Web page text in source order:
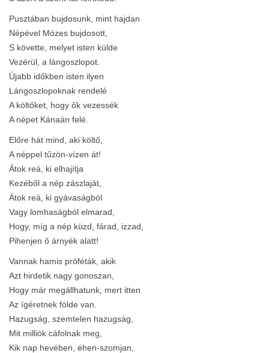
Pusztában bujdosunk, mint hajdan
Népével Mózes bujdosott,
S követte, melyet isten külde
Vezérül, a lángoszlopot.
Újabb időkben isten ilyen
Lángoszlopoknak rendelé
A költőket, hogy ők vezessék
A népet Kánaán felé.
Előre hát mind, aki költő,
A néppel tűzön-vízen át!
Átok reá, ki elhajítja
Kezéből a nép zászlaját,
Átok reá, ki gyávaságból
Vagy lomhaságból elmarad,
Hogy, míg a nép küzd, fárad, izzad,
Pihenjen ő árnyék alatt!
Vannak hamis próféták, akik
Azt hirdetik nagy gonoszan,
Hogy már megállhatunk, mert itten
Az ígéretnek földe van.
Hazugság, szemtelen hazugság,
Mit milliók cáfolnak meg,
Kik nap hevében, éhen-szomjan,